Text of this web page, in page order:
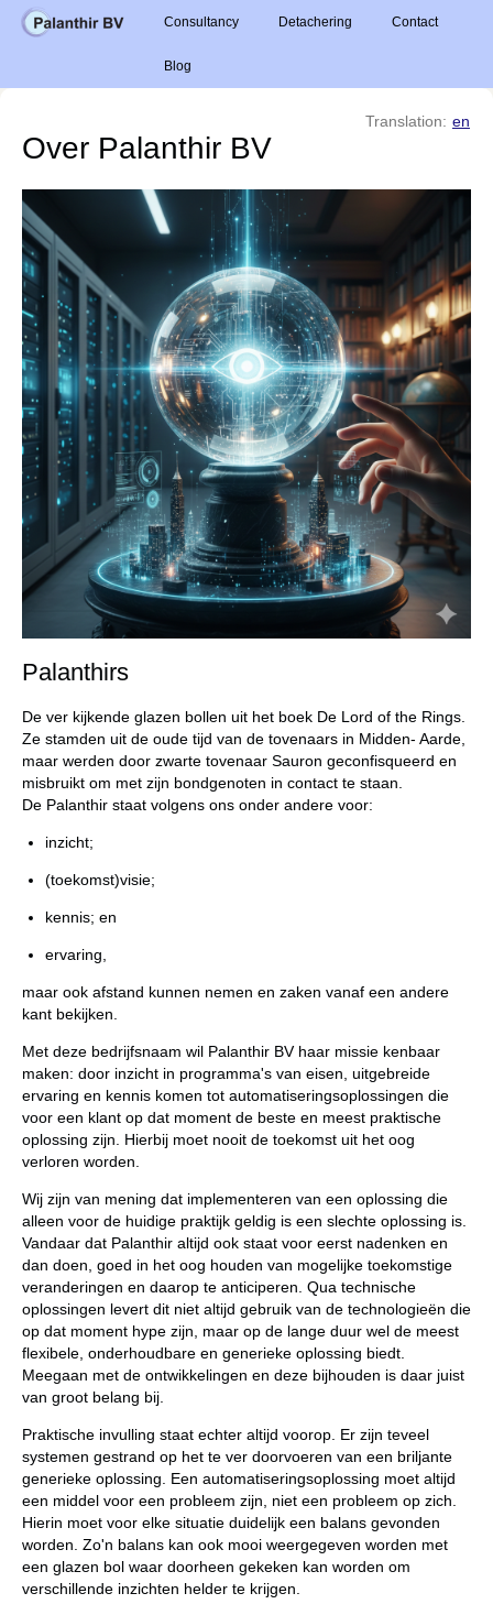
Consultancy Detachering Contact
Blog
Translation: en
Over Palanthir BV
Palanthirs
De ver kijkende glazen bollen uit het boek De Lord of the Rings.
Ze stamden uit de oude tijd van de tovenaars in Midden- Aarde,
maar werden door zwarte tovenaar Sauron geconfisqueerd en
misbruikt om met zijn bondgenoten in contact te staan.
De Palanthir staat volgens ons onder andere voor:
inzicht;
(toekomst)visie;
kennis; en
ervaring,
maar ook afstand kunnen nemen en zaken vanaf een andere
kant bekijken.
Met deze bedrijfsnaam wil Palanthir BV haar missie kenbaar
maken: door inzicht in programma's van eisen, uitgebreide
ervaring en kennis komen tot automatiseringsoplossingen die
voor een klant op dat moment de beste en meest praktische
oplossing zijn. Hierbij moet nooit de toekomst uit het oog
verloren worden.
Wij zijn van mening dat implementeren van een oplossing die
alleen voor de huidige praktijk geldig is een slechte oplossing is.
Vandaar dat Palanthir altijd ook staat voor eerst nadenken en
dan doen, goed in het oog houden van mogelijke toekomstige
veranderingen en daarop te anticiperen. Qua technische
oplossingen levert dit niet altijd gebruik van de technologieën die
op dat moment hype zijn, maar op de lange duur wel de meest
flexibele, onderhoudbare en generieke oplossing biedt.
Meegaan met de ontwikkelingen en deze bijhouden is daar juist
van groot belang bij.
Praktische invulling staat echter altijd voorop. Er zijn teveel
systemen gestrand op het te ver doorvoeren van een briljante
generieke oplossing. Een automatiseringsoplossing moet altijd
een middel voor een probleem zijn, niet een probleem op zich.
Hierin moet voor elke situatie duidelijk een balans gevonden
worden. Zo'n balans kan ook mooi weergegeven worden met
een glazen bol waar doorheen gekeken kan worden om
verschillende inzichten helder te krijgen.